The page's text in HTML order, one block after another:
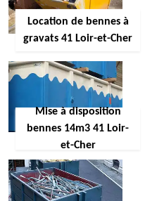
Location de bennes à
gravats 41 Loir-et-Cher
Mise à disposition
bennes 14m3 41 Loir-
et-Cher